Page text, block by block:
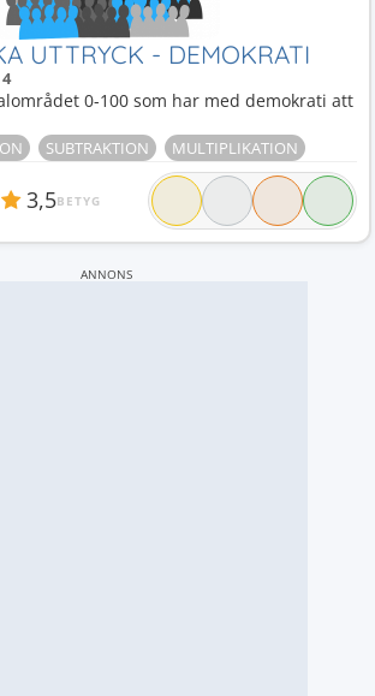
UTTRYCK - DEMOKRATI
0-100 som har med demokrati att
SUBTRAKTION MULTIPLIKATION
3,5BETYG
ANNONS